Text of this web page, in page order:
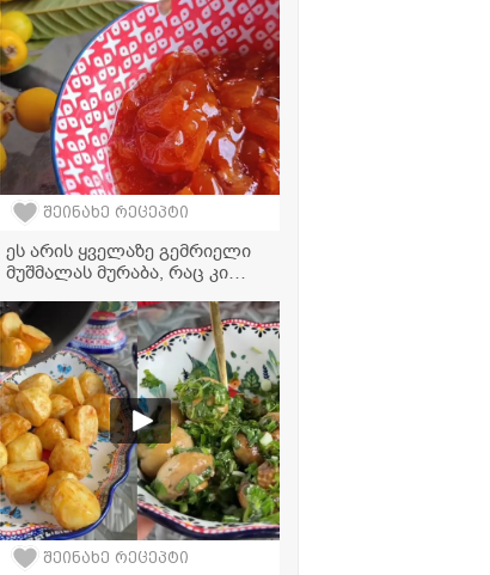
შეინახე რეცეპტი
ეს არის ყველაზე გემრიელი
მუშმალას მურაბა, რაც კი
მარიტივი რეცეპტი
შეინახე რეცეპტი